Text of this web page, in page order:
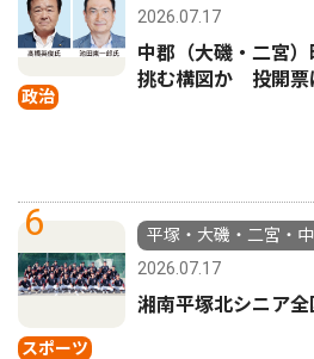
政治
2026.07.17
中郡（大磯・二宮
挑む構図か 投開票
6
スポーツ
平塚・大磯・二宮・
2026.07.17
湘南平塚北シニア